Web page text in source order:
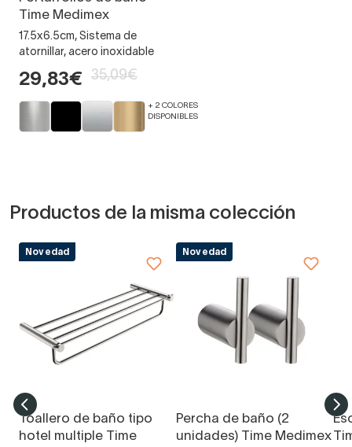
Time Medimex
17.5x6.5cm, Sistema de
atornillar, acero inoxidable
29,83€ 35,09€
+ 2 COLORES
DISPONIBLES
Productos de la misma colección
Novedad
Toallero de baño tipo
hotel multiple Time
Novedad
Percha de baño (2
unidades) Time Medimex